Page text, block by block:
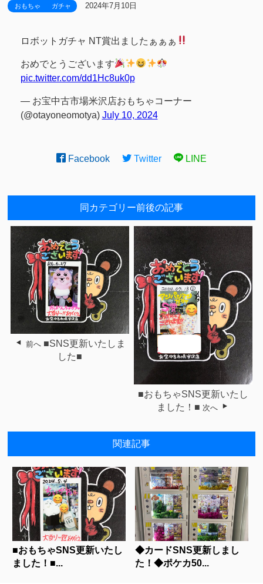
おもちゃ ガチャ 2024年7月10日
ロボットガチャ NT賞出ましたぁぁぁ
おめでとうございます
pic.twitter.com/dd1Hc8uk0p
— お宝中古市場米沢店おもちゃコーナー
(@otayoneomotya) July 10, 2024
Facebook Twitter LINE
同カテゴリー前後の記事
前へ ■SNS更新いたしま
した■
■おもちゃSNS更新いたし
ました！■ 次へ
関連記事
■おもちゃSNS更新いたし
ました！■...
◆カードSNS更新しまし
た！◆ポケカ50...